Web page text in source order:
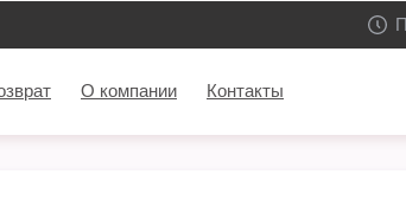
О компании Контакты